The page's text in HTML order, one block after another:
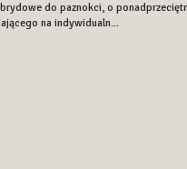
do paznokci, o
na indywidualn...